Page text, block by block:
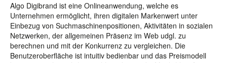
Algo Digibrand ist eine Onlineanwendung, welche es
Unternehmen ermöglicht, ihren digitalen Markenwert unter
Einbezug von Suchmaschinenpositionen, Aktivitäten in sozialen
Netzwerken, der allgemeinen Präsenz im Web udgl. zu
berechnen und mit der Konkurrenz zu vergleichen. Die
Benutzeroberfläche ist intuitiv bedienbar und das Preismodell